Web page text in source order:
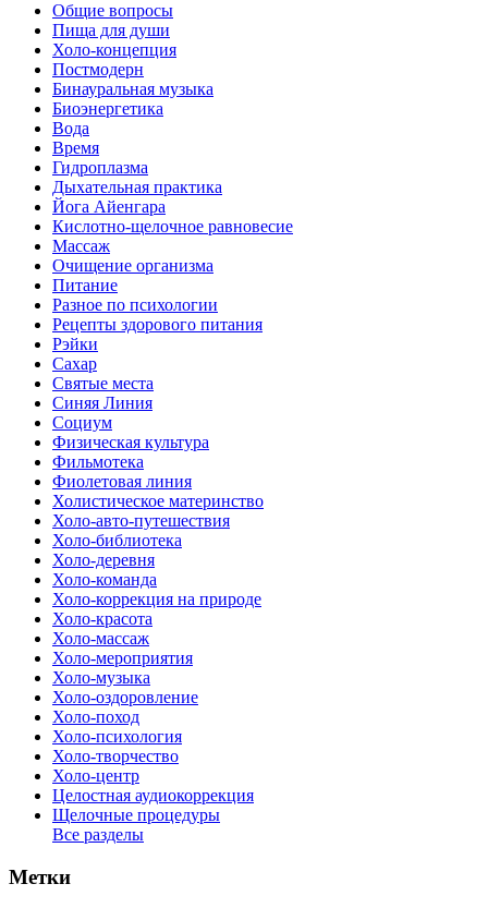
Общие вопросы
Пища для души
Холо-концепция
Постмодерн
Бинауральная музыка
Биоэнергетика
Вода
Время
Гидроплазма
Дыхательная практика
Йога Айенгара
Кислотно-щелочное равновесие
Массаж
Очищение организма
Питание
Разное по психологии
Рецепты здорового питания
Рэйки
Сахар
Святые места
Синяя Линия
Социум
Физическая культура
Фильмотека
Фиолетовая линия
Холистическое материнство
Холо-авто-путешествия
Холо-библиотека
Холо-деревня
Холо-команда
Холо-коррекция на природе
Холо-красота
Холо-массаж
Холо-мероприятия
Холо-музыка
Холо-оздоровление
Холо-поход
Холо-психология
Холо-творчество
Холо-центр
Целостная аудиокоррекция
Щелочные процедуры
Все разделы
Метки